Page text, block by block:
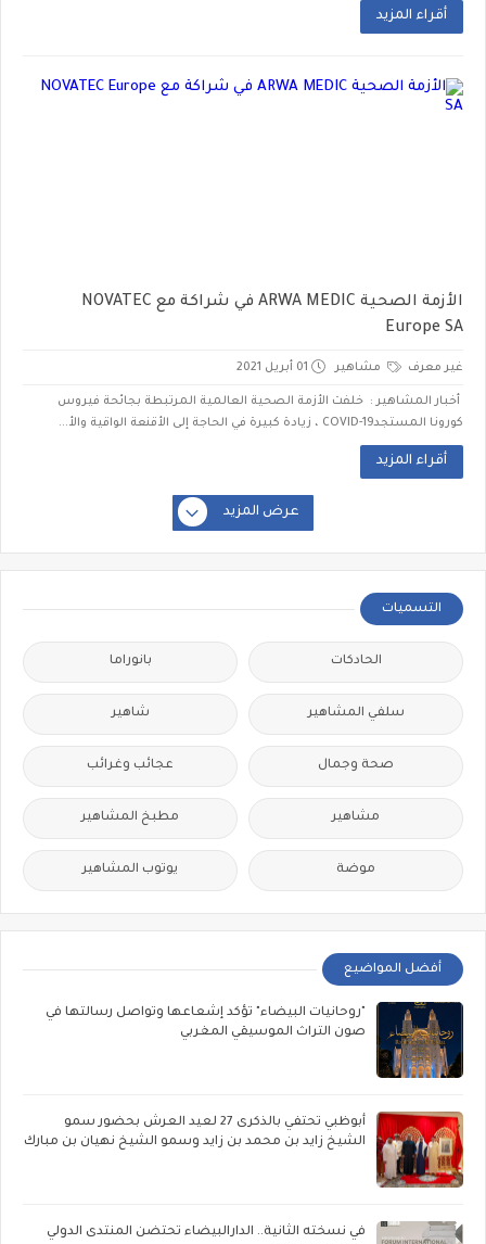
أقراء المزيد
الأزمة الصحية ARWA MEDIC في شراكة مع NOVATEC
Europe SA
غير معرف مشاهير 01 أبريل 2021
أخبار المشاهير : خلفت الأزمة الصحية العالمية المرتبطة بجائحة فيروس
كورونا المستجد19-COVID ، زيادة كبيرة في الحاجة إلى الأقنعة الواقية والأ...
أقراء المزيد
عرض المزيد
التسميات
الحادكات بانوراما
سلفي المشاهير شاهير
صحة وجمال عجائب وغرائب
مشاهير مطبخ المشاهير
موضة يوتوب المشاهير
أفضل المواضيع
"روحانيات البيضاء" تؤكد إشعاعها وتواصل رسالتها في
صون التراث الموسيقي المغربي
أبوظبي تحتفي بالذكرى 27 لعيد العرش بحضور سمو
الشيخ زايد بن محمد بن زايد وسمو الشيخ نهيان بن مبارك
في نسخته الثانية.. الدارالبيضاء تحتضن المنتدى الدولي